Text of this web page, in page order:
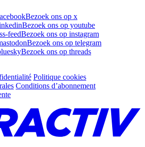
Bezoek ons op x
Bezoek ons op youtube
feedBezoek ons op instagram
Bezoek ons op telegram
Bezoek ons op threads
Politique cookies
Conditions d’abonnement